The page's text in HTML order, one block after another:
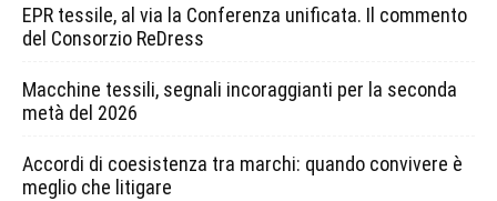
EPR tessile, al via la Conferenza unificata. Il commento
del Consorzio ReDress
Macchine tessili, segnali incoraggianti per la seconda
metà del 2026
Accordi di coesistenza tra marchi: quando convivere è
meglio che litigare